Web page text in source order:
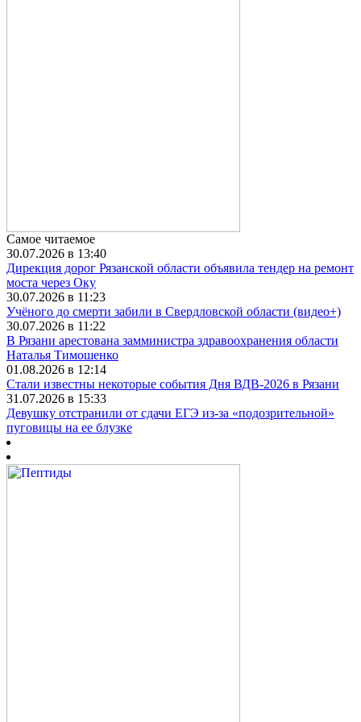
Самое читаемое
30.07.2026 в 13:40
Дирекция дорог Рязанской области объявила тендер на ремонт
моста через Оку
30.07.2026 в 11:23
Учёного до смерти забили в Свердловской области (видео+)
30.07.2026 в 11:22
В Рязани арестована замминистра здравоохранения области
Наталья Тимошенко
01.08.2026 в 12:14
Стали известны некоторые события Дня ВДВ-2026 в Рязани
31.07.2026 в 15:33
Девушку отстранили от сдачи ЕГЭ из-за «подозрительной»
пуговицы на ее блузке